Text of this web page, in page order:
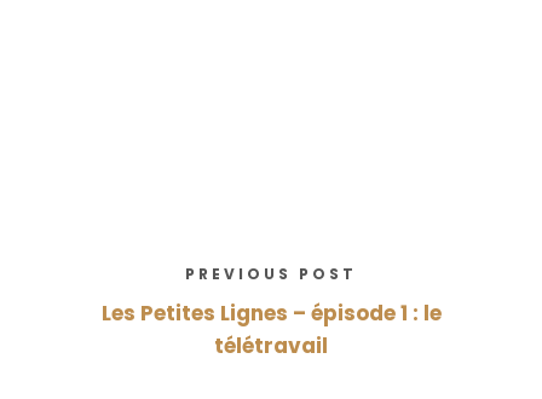
PREVIOUS POST
Les Petites Lignes – épisode 1 : le
télétravail